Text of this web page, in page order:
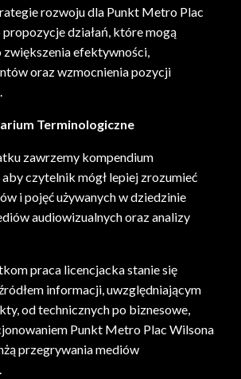
rozwoju dla Punkt Metro Plac
działań, które mogą
zwiększenia efektywności,
oraz wzmocnienia pozycji
Terminologiczne
zawrzemy kompendium
czytelnik mógł lepiej zrozumieć
i pojęć używanych w dziedzinie
audiowizualnych oraz analizy
praca licencjacka stanie się
informacji, uwzględniającym
od technicznych po biznesowe,
Punkt Metro Plac Wilsona
przegrywania mediów